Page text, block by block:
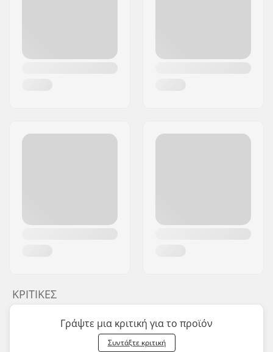
ΚΡΙΤΙΚΈΣ
Γράψτε μια κριτική για το προϊόν
Συντάξτε κριτική